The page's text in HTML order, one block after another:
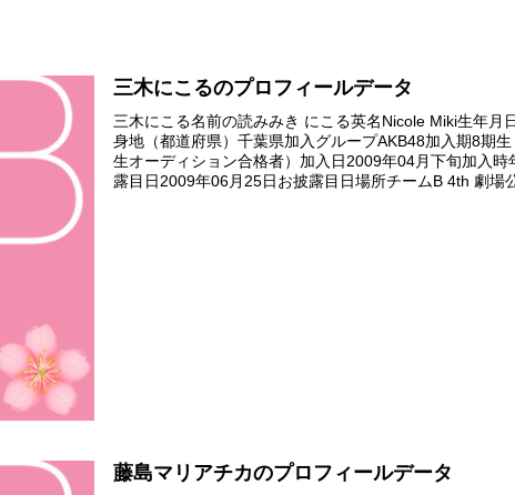
三木にこるのプロフィールデータ
三木にこる名前の読みみき にこる英名Nicole Miki生年月
身地（都道府県）千葉県加入グループAKB48加入期8期
生オーディション合格者）加入日2009年04月下旬加入時
露目日2009年06月25日お披露目日場所チームB 4th 劇場
藤島マリアチカのプロフィールデータ